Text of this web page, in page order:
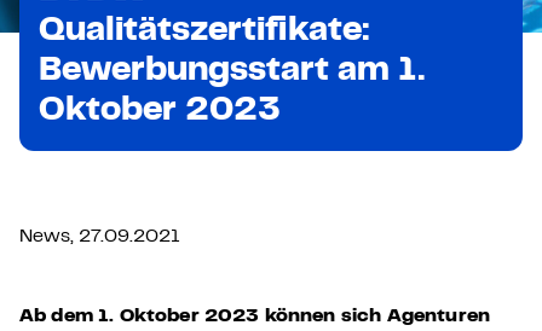
Qualitätszertifikate:
Bewerbungsstart am 1.
Oktober 2023
News, 27.09.2021
Ab dem 1. Oktober 2023 können sich Agenturen